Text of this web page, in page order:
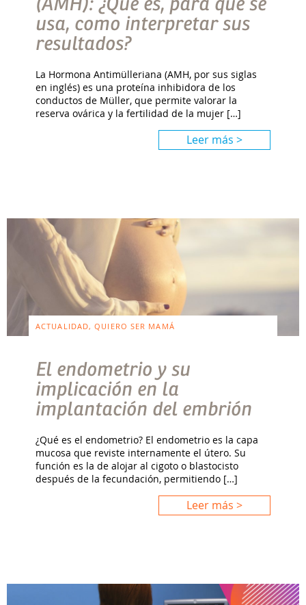
usa, como interpretar sus
resultados?
La Hormona Antimülleriana (AMH, por sus siglas
en inglés) es una proteína inhibidora de los
conductos de Müller, que permite valorar la
reserva ovárica y la fertilidad de la mujer […]
Leer más >
ACTUALIDAD, QUIERO SER MAMÁ
El endometrio y su
implicación en la
implantación del embrión
¿Qué es el endometrio? El endometrio es la capa
mucosa que reviste internamente el útero. Su
función es la de alojar al cigoto o blastocisto
después de la fecundación, permitiendo […]
Leer más >